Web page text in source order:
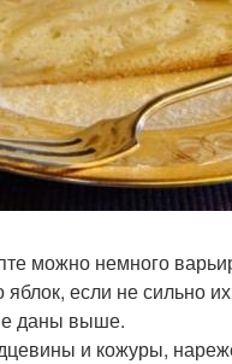
можно немного
если не сильно
даны выше.
и кожуры,